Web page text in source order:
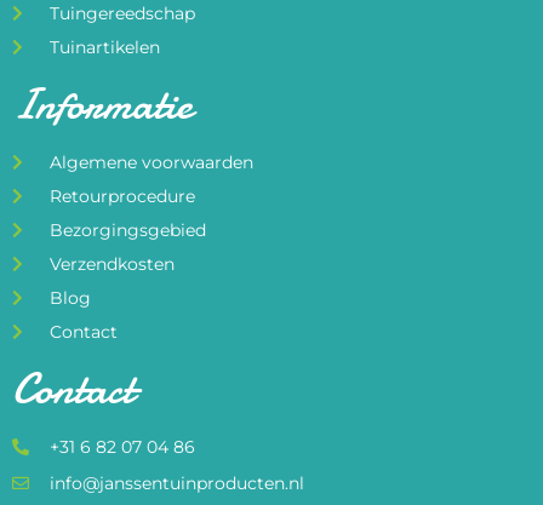
Tuingereedschap
Tuinartikelen
Informatie
Algemene voorwaarden
Retourprocedure
Bezorgingsgebied
Verzendkosten
Blog
Contact
Contact
+31 6 82 07 04 86
info@janssentuinproducten.nl